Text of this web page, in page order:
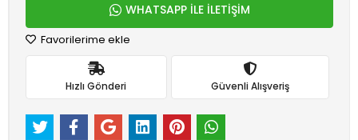
WHATSAPP İLE İLETİŞİM
Favorilerime ekle
Hızlı Gönderi Güvenli Alışveriş